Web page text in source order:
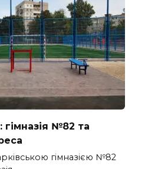
гімназія №82 та
гімназією №82